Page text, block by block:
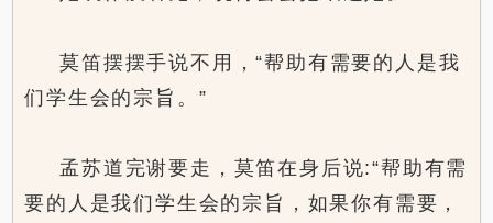
莫笛摆摆手说不用，“帮助有需要的人是我
们学生会的宗旨。”
孟苏道完谢要走，莫笛在身后说:“帮助有需
要的人是我们学生会的宗旨，如果你有需要，